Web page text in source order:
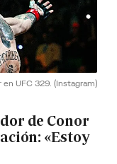
UFC 329. (Instagram)
de Conor
«Estoy